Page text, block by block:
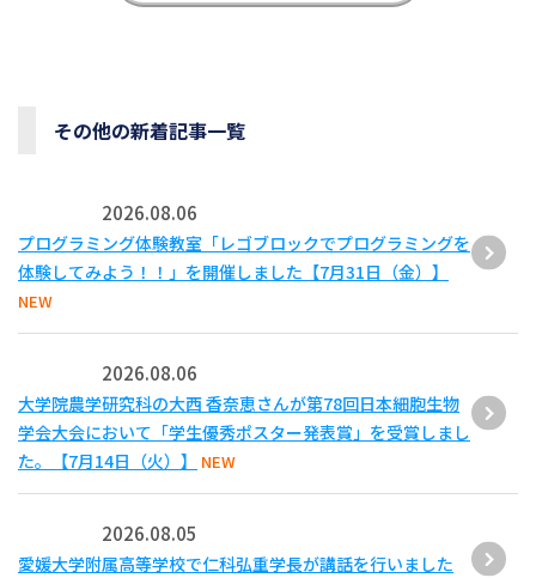
その他の新着記事一覧
2026.08.06
プログラミング体験教室「レゴブロックでプログラミングを
体験してみよう！！」を開催しました【7月31日（金）】
NEW
2026.08.06
大学院農学研究科の大西 香奈恵さんが第78回日本細胞生物
学会大会において「学生優秀ポスター発表賞」を受賞しまし
た。【7月14日（火）】
NEW
2026.08.05
愛媛大学附属高等学校で仁科弘重学長が講話を行いました